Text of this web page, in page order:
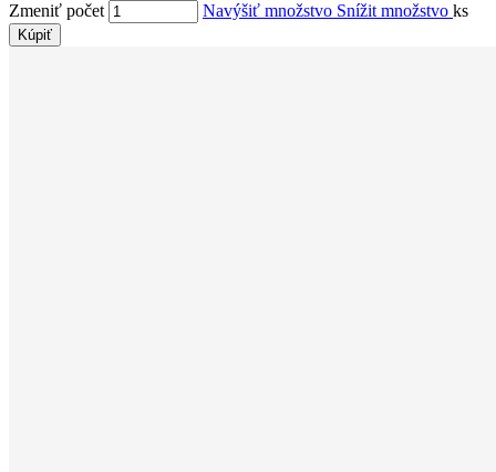
Zmeniť počet
Navýšiť množstvo Snížit množstvo ks
Kúpiť